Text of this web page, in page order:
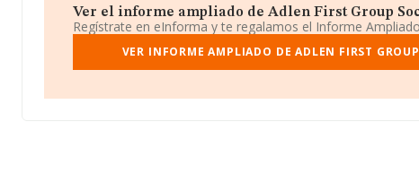
Ver el informe ampliado de Adlen First Group
Regístrate en eInforma y te regalamos el Informe
VER INFORME AMPLIADO DE ADLEN FIRST